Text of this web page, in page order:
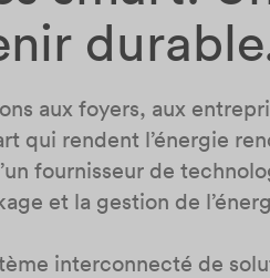
aux foyers, aux
qui rendent l’énergie
fournisseur de
et la gestion de
interconnecté de